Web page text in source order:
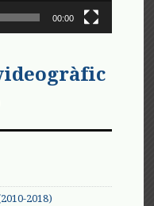
00:00
2018)